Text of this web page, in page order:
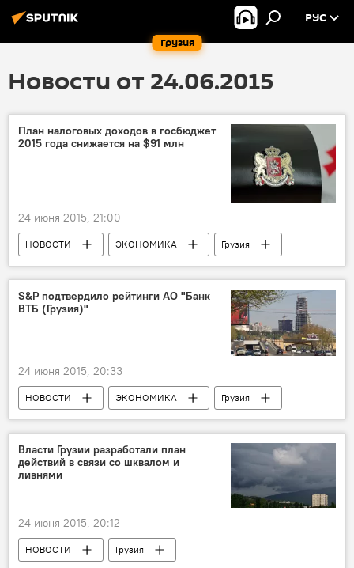
Грузия
РУС
Новости от 24.06.2015
План налоговых доходов в госбюджет
2015 года снижается на $91 млн
24 июня 2015, 21:00
НОВОСТИ ЭКОНОМИКА Грузия
S&P подтвердило рейтинги АО "Банк
ВТБ (Грузия)"
24 июня 2015, 20:33
НОВОСТИ ЭКОНОМИКА Грузия
Власти Грузии разработали план
действий в связи со шквалом и
ливнями
24 июня 2015, 20:12
НОВОСТИ
Грузия